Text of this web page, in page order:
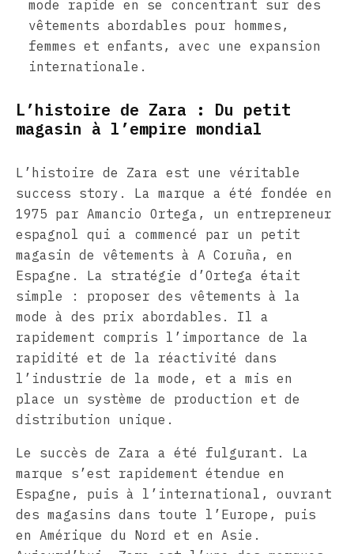
mode rapide en se concentrant sur des
vêtements abordables pour hommes,
femmes et enfants, avec une expansion
internationale.
L’histoire de Zara : Du petit
magasin à l’empire mondial
L’histoire de Zara est une véritable
success story. La marque a été fondée en
1975 par Amancio Ortega, un entrepreneur
espagnol qui a commencé par un petit
magasin de vêtements à A Coruña, en
Espagne. La stratégie d’Ortega était
simple : proposer des vêtements à la
mode à des prix abordables. Il a
rapidement compris l’importance de la
rapidité et de la réactivité dans
l’industrie de la mode, et a mis en
place un système de production et de
distribution unique.
Le succès de Zara a été fulgurant. La
marque s’est rapidement étendue en
Espagne, puis à l’international, ouvrant
des magasins dans toute l’Europe, puis
en Amérique du Nord et en Asie.